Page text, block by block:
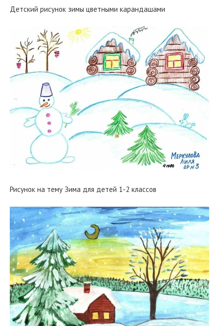
Детский рисунок зимы цветными карандашами
Рисунок на тему Зима для детей 1-2 классов